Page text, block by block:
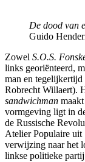
De dood van
Guido
Zowel S.O.S.
links georiënteerd,
man en
Robrecht Willaert).
sandwichman
vormgeving ligt in
de Russische
Atelier Populaire uit
verwijzing naar het
linkse politieke